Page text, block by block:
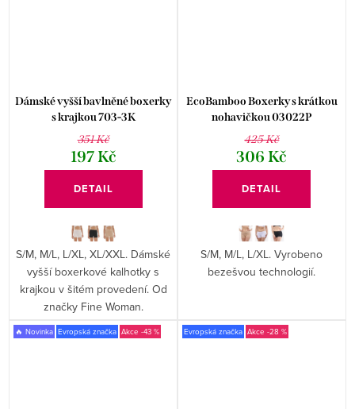
Dámské vyšší bavlněné boxerky
s krajkou 703-3K
351 Kč
197 Kč
DETAIL
S/M, M/L, L/XL, XL/XXL. Dámské
vyšší boxerkové kalhotky s
krajkou v šitém provedení. Od
značky Fine Woman.
EcoBamboo Boxerky s krátkou
nohavičkou 03022P
425 Kč
306 Kč
DETAIL
S/M, M/L, L/XL. Vyrobeno
bezešvou technologií.
🔥 Novinka Evropská značka -43 % Evropská značka -28 %